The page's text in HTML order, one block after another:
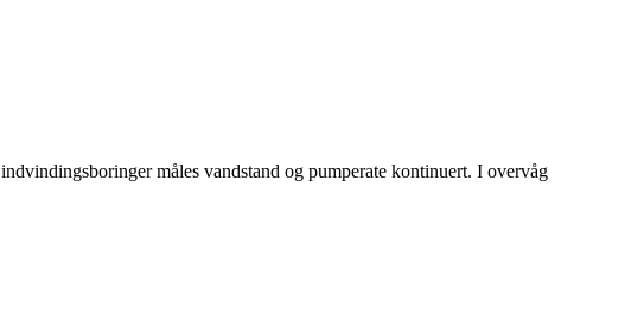
måles vandstand og pumperate kontinuert. I overvåg